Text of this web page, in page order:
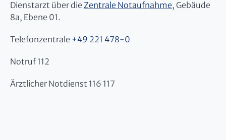
Dienstarzt über die Zentrale Notaufnahme, Gebäude
8a, Ebene 01.
Telefonzentrale +49 221 478-0
Notruf 112
Ärztlicher Notdienst 116 117